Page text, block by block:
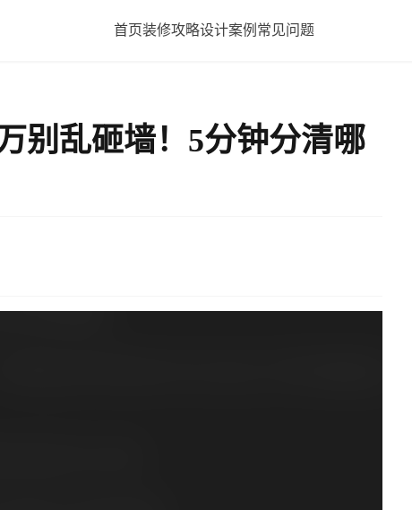
首页装修攻略设计案例 常见问题
别乱砸墙！5分钟分清哪